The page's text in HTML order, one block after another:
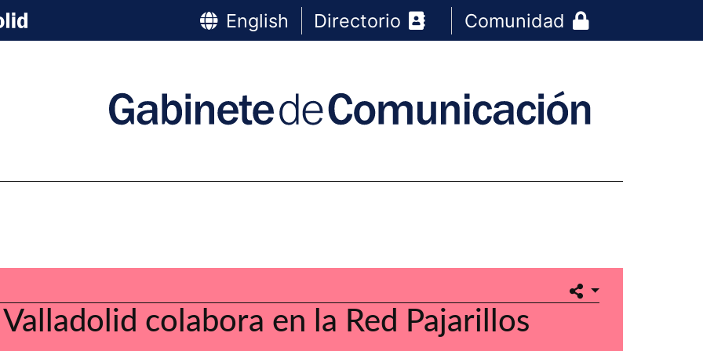
English Directorio Comunidad
colabora en la Red Pajarillos